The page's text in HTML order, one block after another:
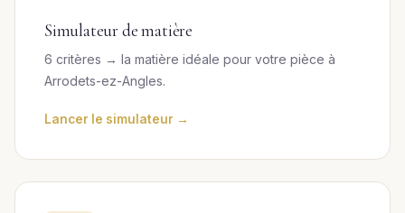
Simulateur de matière
6 critères → la matière idéale pour votre pièce à
Arrodets-ez-Angles.
Lancer le simulateur →